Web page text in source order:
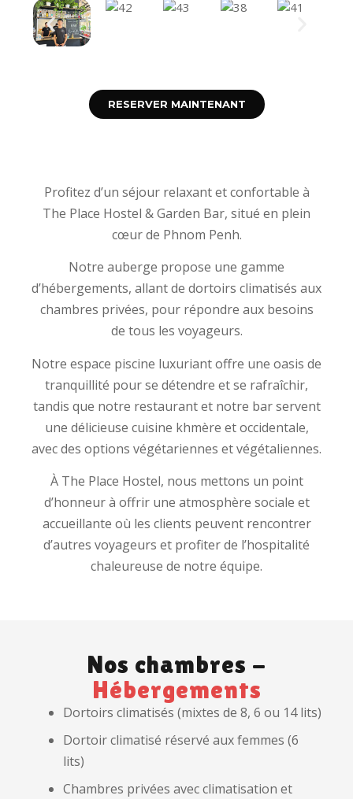
RESERVER MAINTENANT
Profitez d’un séjour relaxant et confortable à
The Place Hostel & Garden Bar, situé en plein
cœur de Phnom Penh.
Notre auberge propose une gamme
d’hébergements, allant de dortoirs climatisés aux
chambres privées, pour répondre aux besoins
de tous les voyageurs.
Notre espace piscine luxuriant offre une oasis de
tranquillité pour se détendre et se rafraîchir,
tandis que notre restaurant et notre bar servent
une délicieuse cuisine khmère et occidentale,
avec des options végétariennes et végétaliennes.
À The Place Hostel, nous mettons un point
d’honneur à offrir une atmosphère sociale et
accueillante où les clients peuvent rencontrer
d’autres voyageurs et profiter de l’hospitalité
chaleureuse de notre équipe.
Nos chambres -
Hébergements
Dortoirs climatisés (mixtes de 8, 6 ou 14 lits)
Dortoir climatisé réservé aux femmes (6
lits)
Chambres privées avec climatisation et